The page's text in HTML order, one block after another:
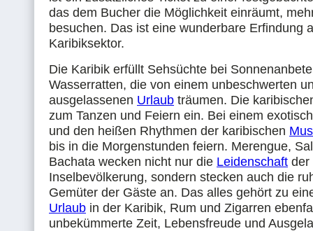
das dem Bucher die Möglichkeit einräumt,
besuchen. Das ist eine wunderbare Erfindung
Karibiksektor.
Die Karibik erfüllt Sehsüchte bei
Wasserratten, die von einem unbeschwerten
ausgelassenen Urlaub träumen. Die
zum Tanzen und Feiern ein. Bei einem
und den heißen Rhythmen der karibischen
bis in die Morgenstunden feiern. Merengue,
Bachata wecken nicht nur die Leidenschaft der
Inselbevölkerung, sondern stecken auch die
Gemüter der Gäste an. Das alles gehört zu
Urlaub in der Karibik, Rum und Zigarren
unbekümmerte Zeit, Lebensfreude und